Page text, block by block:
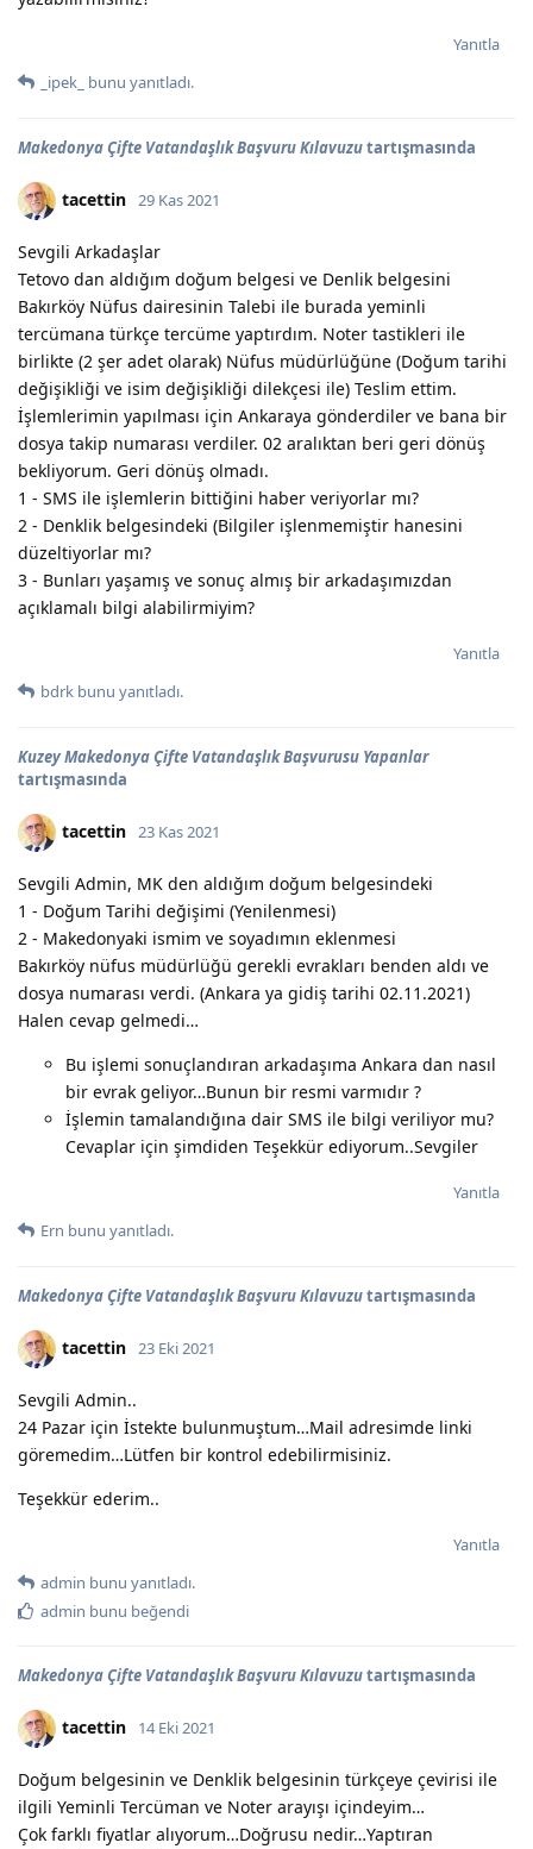
Yanıtla
_ipek_ bunu yanıtladı.
Makedonya Çifte Vatandaşlık Başvuru Kılavuzutartışmasında
tacettin 29 Kas 2021
Sevgili Arkadaşlar
Tetovo dan aldığım doğum belgesi ve Denlik belgesini
Bakırköy Nüfus dairesinin Talebi ile burada yeminli
tercümana türkçe tercüme yaptırdım. Noter tastikleri ile
birlikte (2 şer adet olarak) Nüfus müdürlüğüne (Doğum tarihi
değişikliği ve isim değişikliği dilekçesi ile) Teslim ettim.
İşlemlerimin yapılması için Ankaraya gönderdiler ve bana bir
dosya takip numarası verdiler. 02 aralıktan beri geri dönüş
bekliyorum. Geri dönüş olmadı.
1 - SMS ile işlemlerin bittiğini haber veriyorlar mı?
2 - Denklik belgesindeki (Bilgiler işlenmemiştir hanesini
düzeltiyorlar mı?
3 - Bunları yaşamış ve sonuç almış bir arkadaşımızdan
açıklamalı bilgi alabilirmiyim?
Yanıtla
bdrk bunu yanıtladı.
Kuzey Makedonya Çifte Vatandaşlık Başvurusu Yapanlar
tartışmasında
tacettin 23 Kas 2021
Sevgili Admin, MK den aldığım doğum belgesindeki
1 - Doğum Tarihi değişimi (Yenilenmesi)
2 - Makedonyaki ismim ve soyadımın eklenmesi
Bakırköy nüfus müdürlüğü gerekli evrakları benden aldı ve
dosya numarası verdi. (Ankara ya gidiş tarihi 02.11.2021)
Halen cevap gelmedi…
Bu işlemi sonuçlandıran arkadaşıma Ankara dan nasıl
bir evrak geliyor…Bunun bir resmi varmıdır ?
İşlemin tamalandığına dair SMS ile bilgi veriliyor mu?
Cevaplar için şimdiden Teşekkür ediyorum..Sevgiler
Yanıtla
Ern bunu yanıtladı.
Makedonya Çifte Vatandaşlık Başvuru Kılavuzutartışmasında
tacettin 23 Eki 2021
Sevgili Admin..
24 Pazar için İstekte bulunmuştum…Mail adresimde linki
göremedim…Lütfen bir kontrol edebilirmisiniz.
Teşekkür ederim..
Yanıtla
admin bunu yanıtladı.
admin bunu beğendi
Makedonya Çifte Vatandaşlık Başvuru Kılavuzutartışmasında
tacettin 14 Eki 2021
Doğum belgesinin ve Denklik belgesinin türkçeye çevirisi ile
ilgili Yeminli Tercüman ve Noter arayışı içindeyim…
Çok farklı fiyatlar alıyorum…Doğrusu nedir…Yaptıran